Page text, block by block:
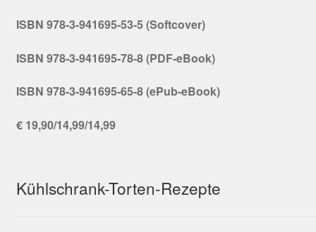
ISBN 978-3-941695-53-5 (Softcover)
ISBN 978-3-941695-78-8 (PDF-eBook)
ISBN 978-3-941695-65-8 (ePub-eBook)
€ 19,90/14,99/14,99
Kühlschrank-Torten-Rezepte